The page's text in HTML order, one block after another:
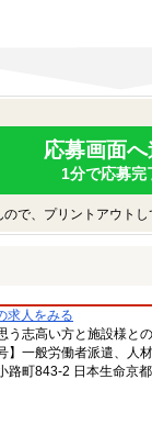
応募画面
1分で応募完
で、プリントアウトし
求人をみる
う志高い方と施設様
】一般労働者派遣、
路町843-2 日本生命京